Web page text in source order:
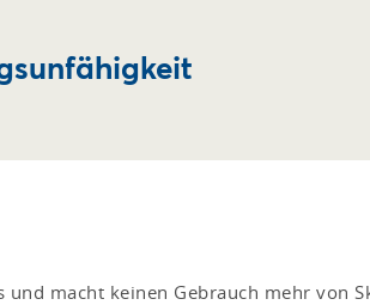
macht keinen Gebrauch mehr von